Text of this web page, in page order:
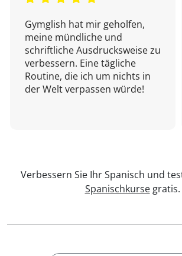
Gymglish hat mir geholfen,
meine mündliche und
schriftliche Ausdrucksweise zu
verbessern. Eine tägliche
Routine, die ich um nichts in
der Welt verpassen würde!
Verbessern Sie Ihr Spanisch und
Spanischkursegratis.